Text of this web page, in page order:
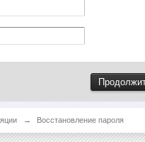
→ Восстановление пароля